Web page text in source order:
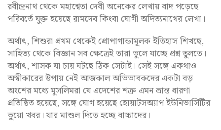
রবীন্দ্রনাথ থেকে মহাশ্বেতা দেবী অনেকের লেখায় বাদ পড়েছে
পরিবর্তে যুক্ত হয়েছে রামদেব কিংবা যোগী অদিত্যনাথের লেখা।
অর্থাৎ, শিশুরা প্রথম থেকেই প্রোপাগান্ডামূলক ইতিহাস শিখছে,
সাহিত্য থেকে বিজ্ঞান সব ক্ষেত্রেই তারা ভুলে যাচ্ছে প্রশ্ন তুলতে।
অর্থাৎ, শাসক যা চায় ঘটছে ঠিক সেটাই। সেই সঙ্গে একথাও
অস্বীকারের উপায় নেই আজকাল অভিভাবকদের একটা বড়
অংশের মধ্যে মুসলিমরা যে এদেশের শত্রু এমন ভ্রান্ত ধারণা
প্রতিষ্ঠিত হয়েছে, সঙ্গে যোগ হয়েছে হোয়াটসঅ্যাপ ইউনিভার্সিটির
ভুয়ো খবর। যার মাশুল দিতে হচ্ছে বাচ্চাদের।